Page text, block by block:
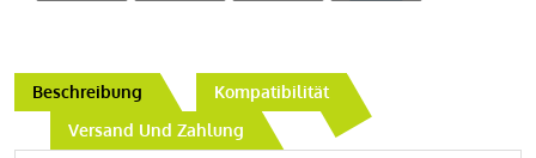
Beschreibung
Kompatibilität
Versand Und Zahlung